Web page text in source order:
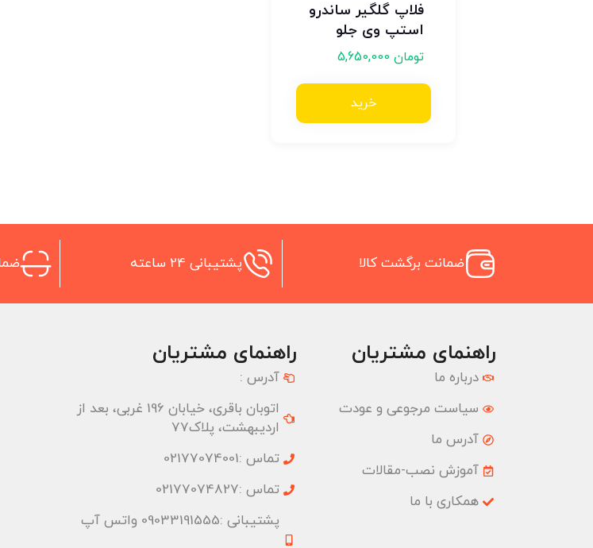
فلاپ گلگیر ساندرو
استپ وی جلو
تومان
خرید
ضمانت برگشت کالا پشتیبانی 24 ساعته
راهنمای مشتریان
درباره ما
سیاست مرجوعی و عودت
آدرس ما
آموزش نصب-مقالات
همکاری با ما
راهنمای مشتریان
آدرس :
اتوبان باقری، خیابان 196 غربی، بعد از
اردیبهشت، پلاک77
تماس :02177074001
تماس :02177074827
پشتیبانی :09033191555 واتس آپ